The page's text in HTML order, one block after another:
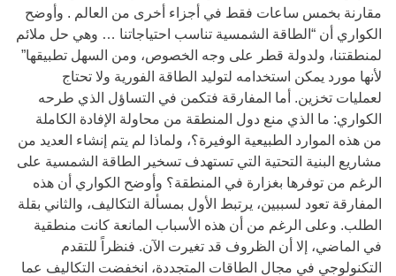
مقارنة بخمس ساعات فقط في أجزاء أخرى من العالم . وأوضح
الكواري أن “الطاقة الشمسية تناسب احتياجاتنا … وهي حل ملائم
لمنطقتنا، ولدولة قطر على وجه الخصوص، ومن السهل تطبيقها”
لأنها مورد يمكن استخدامه لتوليد الطاقة الفورية ولا تحتاج
لعمليات تخزين. أما المفارقة فتكمن في التساؤل الذي طرحه
الكواري: ما الذي منع دول المنطقة من محاولة الإفادة الكاملة
من هذه الموارد الطبيعية الوفيرة؟، ولماذا لم يتم إنشاء العديد من
مشاريع البنية التحتية التي تستهدف تسخير الطاقة الشمسية على
الرغم من توفرها بغزارة في المنطقة؟ وأوضح الكواري أن هذه
المفارقة تعود لسببين، يرتبط الأول بمسألة التكاليف، والثاني بقلة
الطلب. وعلى الرغم من أن هذه الأسباب المانعة كانت منطقية
في الماضي، إلا أن الظروف قد تغيرت الآن. فنظراً للتقدم
التكنولوجي في مجال الطاقات المتجددة، انخفضت التكاليف عما